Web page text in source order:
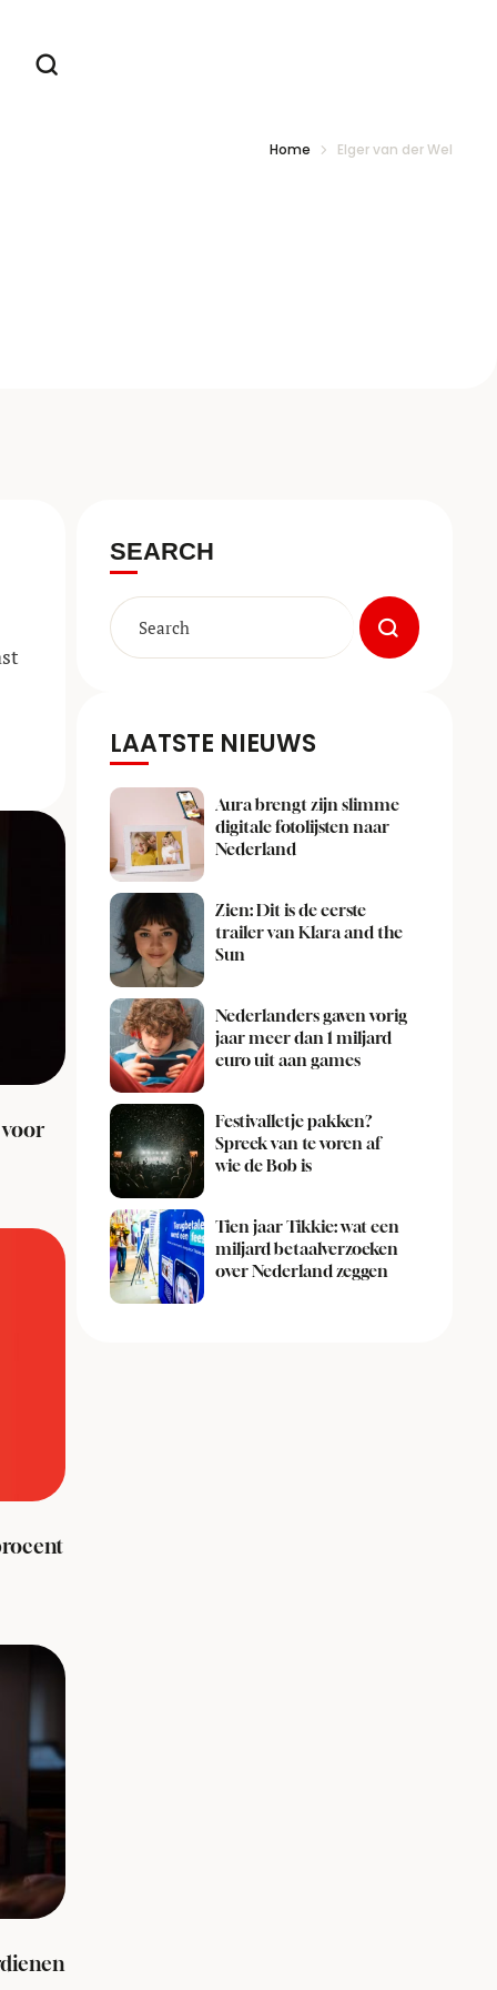
Home Elger van der Wel
SEARCH
LAATSTE NIEUWS
Aura brengt zijn slimme
digitale fotolijsten naar
Nederland
Zien: Dit is de eerste
trailer van Klara and the
Sun
Nederlanders gaven vorig
jaar meer dan 1 miljard
euro uit aan games
Festivalletje pakken?
Spreek van te voren af
wie de Bob is
Tien jaar Tikkie: wat een
miljard betaalverzoeken
over Nederland zeggen